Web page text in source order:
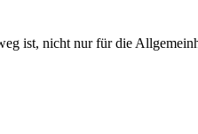
ist, nicht nur für die